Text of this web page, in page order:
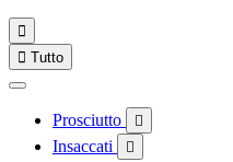

 Tutto
Prosciutto 
Insaccati 